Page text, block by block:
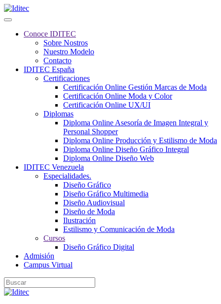
Conoce IDITEC
Sobre Nostros
Nuestro Modelo
Contacto
IDITEC España
Certificaciones
Certificación Online Gestión Marcas de Moda
Certificación Online Moda y Color
Certificación Online UX/UI
Diplomas
Diploma Online Asesoría de Imagen Integral y
Personal Shopper
Diploma Online Producción y Estilismo de Moda
Diploma Online Diseño Gráfico Integral
Diploma Online Diseño Web
IDITEC Venezuela
Especialidades.
Diseño Gráfico
Diseño Gráfico Multimedia
Diseño Audiovisual
Diseño de Moda
Ilustración
Estilismo y Comunicación de Moda
Cursos
Diseño Gráfico Digital
Admisión
Campus Virtual